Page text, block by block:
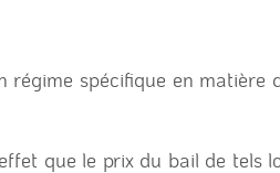
régime spécifique en matière
que le prix du bail de tels